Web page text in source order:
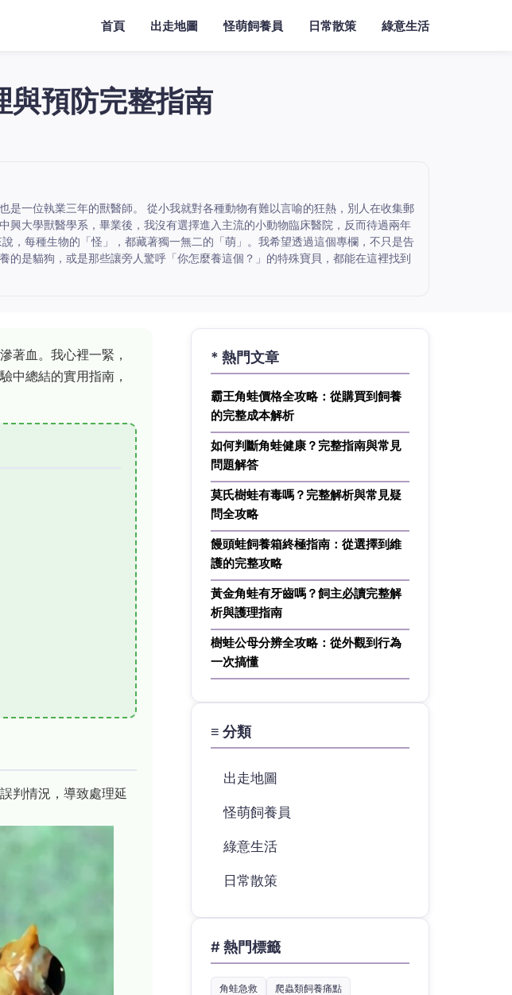
首頁 出走地圖 怪萌飼養員 日常散策 綠意生活
與預防完整指南
一位執業三年的獸醫師。 從小我就對各種動物有難以言喻的狂熱，別人在收集郵
大學獸醫學系，畢業後，我沒有選擇進入主流的小動物臨床醫院，反而待過兩年
，每種生物的「怪」，都藏著獨一無二的「萌」。我希望透過這個專欄，不只是告
是貓狗，或是那些讓旁人驚呼「你怎麼養這個？」的特殊寶貝，都能在這裡找到
著血。我心裡一緊，
中總結的實用指南，
判情況，導致處理延
* 熱門文章
霸王角蛙價格全攻略：從購買到飼養
的完整成本解析
如何判斷角蛙健康？完整指南與常見
問題解答
莫氏樹蛙有毒嗎？完整解析與常見疑
問全攻略
饅頭蛙飼養箱終極指南：從選擇到維
護的完整攻略
黃金角蛙有牙齒嗎？飼主必讀完整解
析與護理指南
樹蛙公母分辨全攻略：從外觀到行為
一次搞懂
≡ 分類
出走地圖
怪萌飼養員
綠意生活
日常散策
# 熱門標籤
角蛙急救
爬蟲類飼養痛點